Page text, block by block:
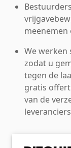
We werken
zodat u
tegen de
gratis
van de